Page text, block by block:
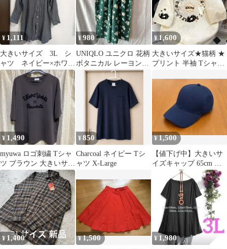
¥ 1,111
大きいサイズ 3L シ
ャツ ネイビー×ホワイ
ト
¥980
UNIQLO ユニクロ 花柄
ボタニカル レーヨンリ
ラコ 大きいサイズXL
¥ 1,600
大きいサイズ★猫柄 ★
プリント 半袖 Tシャツ
¥ 1,490
myuwa ロゴ刺繍 Tシャ
ツ ブラウン 大きいサイ
ズ 5L
¥850
Charcoal ネイビー Tシ
ャツ X-Large
¥1,500
【値下げ中】大きいサ
イズキャップ 65cm 無
地 シンプル ブラック
¥1,400 ¥1,500 ¥ 1,980